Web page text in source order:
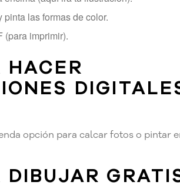
las formas de color.
(para imprimir).
HACER
opción para calcar fotos o pintar
DIBUJAR